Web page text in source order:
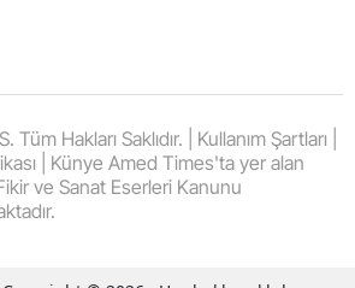
Hakları Saklıdır. | Kullanım Şartları |
| Künye Amed Times'ta yer alan
ve Sanat Eserleri Kanunu